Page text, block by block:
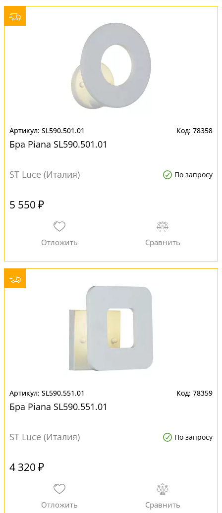
SL590.501.01 78358
Бра Piana SL590.501.01
ST Luce (Италия) По запросу
5 550 ₽
SL590.551.01 78359
Бра Piana SL590.551.01
ST Luce (Италия) По запросу
4 320 ₽